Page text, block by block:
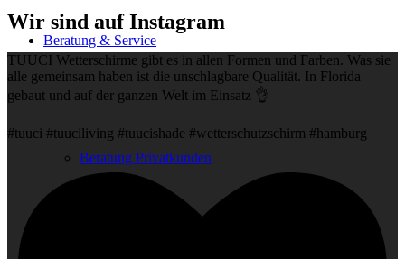
Beratung & Service
Beratung Privatkunden
Wir sind auf Instagram
TUUCI Wetterschirme gibt es in allen Formen und Farben. Was sie
alle gemeinsam haben ist die unschlagbare Qualität. In Florida
gebaut und auf der ganzen Welt im Einsatz 👌
#tuuci #tuuciliving #tuucishade #wetterschutzschirm #hamburg